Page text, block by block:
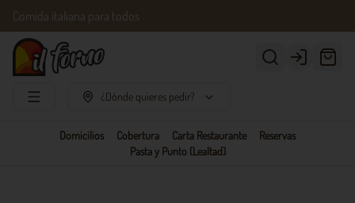
Comida italiana para todos
Login
¿Dónde quieres pedir?
Domicilios Cobertura Carta Restaurante
Reservas
Pasta y Punto (Lealtad)